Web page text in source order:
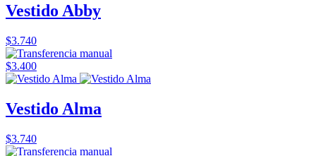
Vestido Abby
$3.740
$3.400
Vestido Alma
$3.740